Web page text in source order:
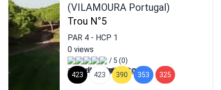
(VILAMOURA Portugal)
Trou N°5
PAR 4- HCP 1
0 views
/ 5 (0)
423
423 390 353 325